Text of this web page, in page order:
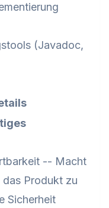
(Javadoc,
-- Macht
das Produkt zu
Sicherheit